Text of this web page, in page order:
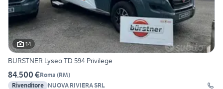
14
BURSTNER Lyseo TD 594 Privilege
84.500 €Roma (RM)
Rivenditore NUOVA RIVIERA SRL